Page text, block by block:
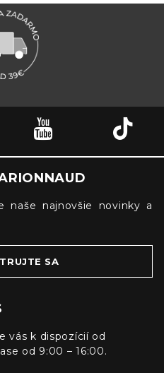
naše najnovšie novinky a
SA
vás k dispozícií od
od 9:00 – 16:00.